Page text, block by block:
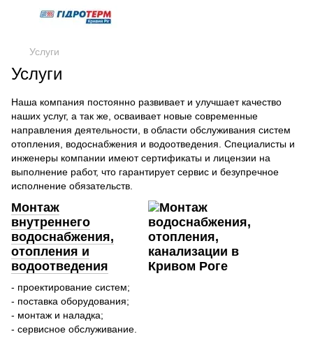
Услуги
Услуги
Наша компания постоянно развивает и улучшает качество
наших услуг, а так же, осваивает новые современные
направления деятельности, в области обслуживания систем
отопления, водоснабжения и водоотведения. Специалисты и
инженеры компании имеют сертификаты и лицензии на
выполнение работ, что гарантирует сервис и безупречное
исполнение обязательств.
Монтаж
внутреннего
водоснабжения,
отопления и
водоотведения
- проектирование систем;
- поставка оборудования;
- монтаж и наладка;
- сервисное обслуживание.